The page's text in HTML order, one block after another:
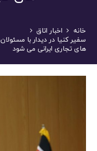
خانه اخبار اتاق
سفیر کنیا در دیدار با
های تجاری ایرانی می شود